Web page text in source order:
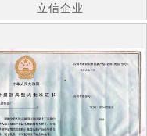
立信企业